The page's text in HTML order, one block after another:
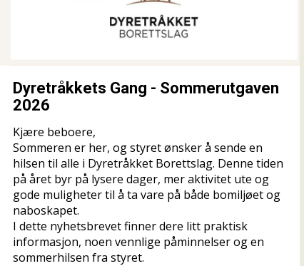
Dyretråkkets Gang - Sommerutgaven
2026
Kjære beboere,
Sommeren er her, og styret ønsker å sende en
hilsen til alle i Dyretråkket Borettslag. Denne tiden
på året byr på lysere dager, mer aktivitet ute og
gode muligheter til å ta vare på både bomiljøet og
naboskapet.
I dette nyhetsbrevet finner dere litt praktisk
informasjon, noen vennlige påminnelser og en
sommerhilsen fra styret.